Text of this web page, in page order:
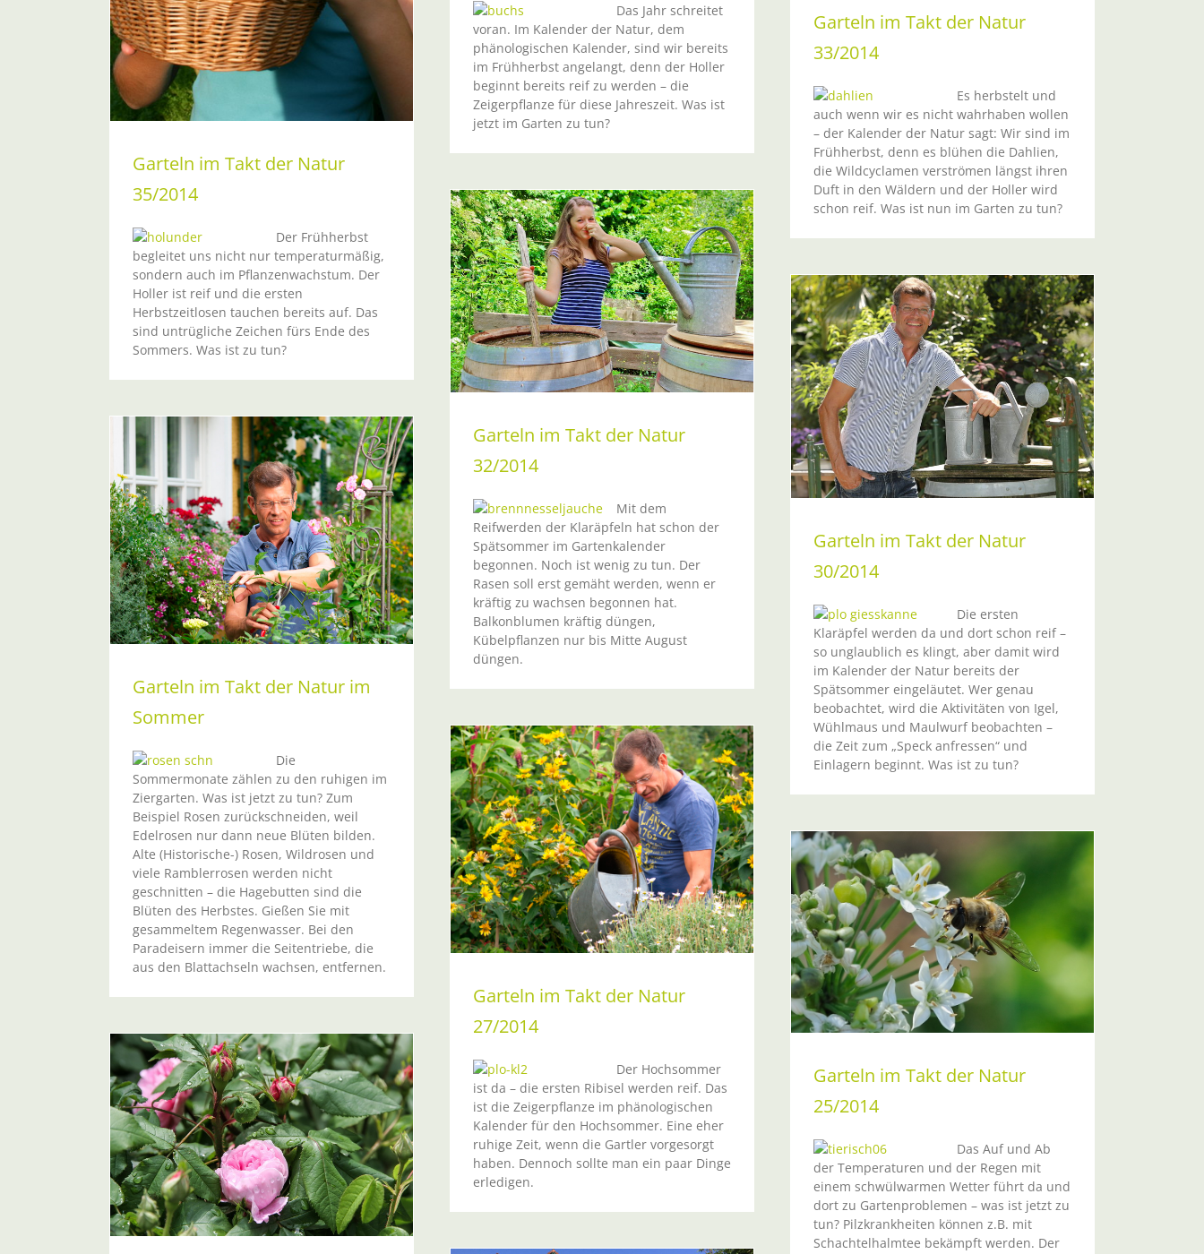
Garteln im Takt der Natur
35/2014
Der Frühherbst
begleitet uns nicht nur temperaturmäßig,
sondern auch im Pflanzenwachstum. Der
Holler ist reif und die ersten
Herbstzeitlosen tauchen bereits auf. Das
sind untrügliche Zeichen fürs Ende des
Sommers. Was ist zu tun?
Das Jahr schreitet
voran. Im Kalender der Natur, dem
phänologischen Kalender, sind wir bereits
im Frühherbst angelangt, denn der Holler
beginnt bereits reif zu werden – die
Zeigerpflanze für diese Jahreszeit. Was ist
jetzt im Garten zu tun?
Garteln im Takt der Natur
33/2014
Es herbstelt und
auch wenn wir es nicht wahrhaben wollen
– der Kalender der Natur sagt: Wir sind im
Frühherbst, denn es blühen die Dahlien,
die Wildcyclamen verströmen längst ihren
Duft in den Wäldern und der Holler wird
schon reif. Was ist nun im Garten zu tun?
Garteln im Takt der Natur 32/2014
Sommer
Garteln im Takt der Natur
32/2014
Mit dem
Reifwerden der Klaräpfeln hat schon der
Spätsommer im Gartenkalender
begonnen. Noch ist wenig zu tun. Der
Rasen soll erst gemäht werden, wenn er
kräftig zu wachsen begonnen hat.
Balkonblumen kräftig düngen,
Kübelpflanzen nur bis Mitte August
düngen.
Garteln im Takt der Natur 30/2014
Garteln im Takt der Natur
30/2014
Die ersten
Klaräpfel werden da und dort schon reif –
so unglaublich es klingt, aber damit wird
im Kalender der Natur bereits der
Spätsommer eingeläutet. Wer genau
beobachtet, wird die Aktivitäten von Igel,
Wühlmaus und Maulwurf beobachten –
die Zeit zum „Speck anfressen“ und
Einlagern beginnt. Was ist zu tun?
Garteln im Takt der Natur im
Sommer
Die
Sommermonate zählen zu den ruhigen im
Ziergarten. Was ist jetzt zu tun? Zum
Beispiel Rosen zurückschneiden, weil
Edelrosen nur dann neue Blüten bilden.
Alte (Historische-) Rosen, Wildrosen und
viele Ramblerrosen werden nicht
geschnitten – die Hagebutten sind die
Blüten des Herbstes. Gießen Sie mit
gesammeltem Regenwasser. Bei den
Paradeisern immer die Seitentriebe, die
aus den Blattachseln wachsen, entfernen.
Garteln im Takt der Natur 27/2014
Sommer
Garteln im Takt der Natur
27/2014
Der Hochsommer
ist da – die ersten Ribisel werden reif. Das
ist die Zeigerpflanze im phänologischen
Kalender für den Hochsommer. Eine eher
ruhige Zeit, wenn die Gartler vorgesorgt
haben. Dennoch sollte man ein paar Dinge
erledigen.
Garteln im Takt der Natur 25/2014
Garteln im Takt der Natur
25/2014
Das Auf und Ab
der Temperaturen und der Regen mit
einem schwülwarmen Wetter führt da und
dort zu Gartenproblemen – was ist jetzt zu
tun? Pilzkrankheiten können z.B. mit
Schachtelhalmtee bekämpft werden. Der